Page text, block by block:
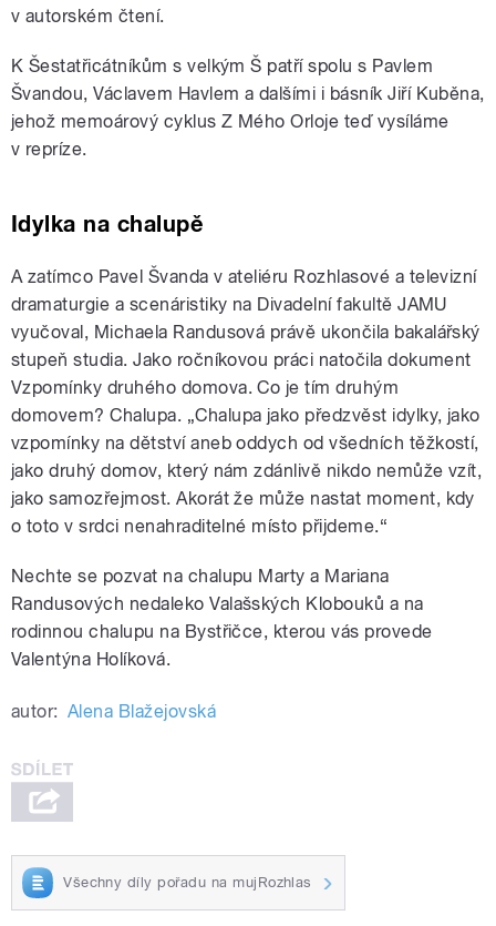
v autorském čtení.
K Šestatřicátníkům s velkým Š patří spolu s Pavlem
Švandou, Václavem Havlem a dalšími i básník Jiří Kuběna,
jehož memoárový cyklus Z Mého Orloje teď vysíláme
v repríze.
Idylka na chalupě
A zatímco Pavel Švanda v ateliéru Rozhlasové a televizní
dramaturgie a scenáristiky na Divadelní fakultě JAMU
vyučoval, Michaela Randusová právě ukončila bakalářský
stupeň studia. Jako ročníkovou práci natočila dokument
Vzpomínky druhého domova. Co je tím druhým
domovem? Chalupa. „Chalupa jako předzvěst idylky, jako
vzpomínky na dětství aneb oddych od všedních těžkostí,
jako druhý domov, který nám zdánlivě nikdo nemůže vzít,
jako samozřejmost. Akorát že může nastat moment, kdy
o toto v srdci nenahraditelné místo přijdeme.“
Nechte se pozvat na chalupu Marty a Mariana
Randusových nedaleko Valašských Klobouků a na
rodinnou chalupu na Bystřičce, kterou vás provede
Valentýna Holíková.
autor: Alena Blažejovská
Všechny díly pořadu na mujRozhlas